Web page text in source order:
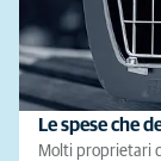
Le spese che
Molti proprietari